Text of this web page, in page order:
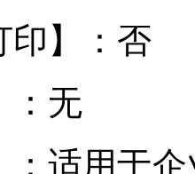
印】：否
：无
：适用于